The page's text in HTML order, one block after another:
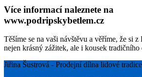
Více informací naleznete na
www.podripskybetlem.cz
Těšíme se na vaši návštěvu a věříme, že si
nejen krásný zážitek, ale i kousek tradičního
Jiřina Šustrová - Prodejní dílna lidové tradice